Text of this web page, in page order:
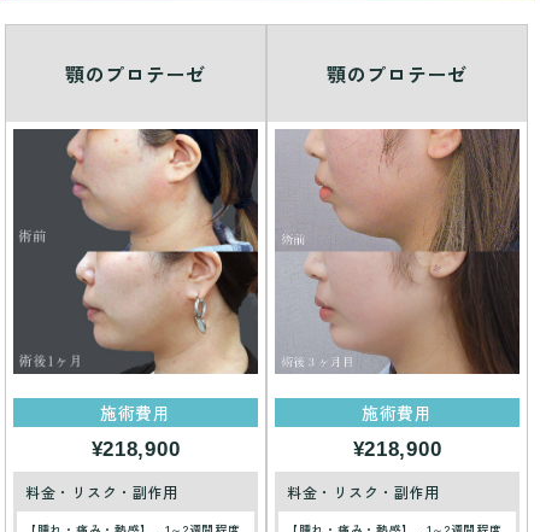
顎のプロテーゼ
施術費用
¥218,900
料金・リスク・副作用
顎のプロテーゼ
施術費用
¥218,900
料金・リスク・副作用